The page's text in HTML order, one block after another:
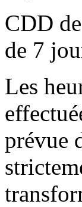
CDD
de 7
Les
prévue